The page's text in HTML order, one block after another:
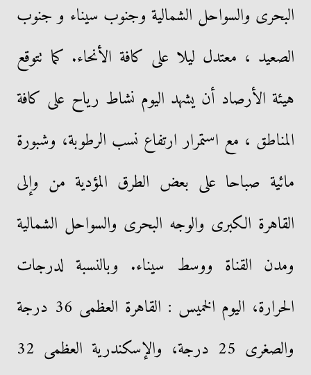
البحرى والسواحل الشمالية وجنوب سيناء و جنوب
الصعيد ، معتدل ليلا على كافة الأنحاء. كما تتوقع
هيئة الأرصاد أن يشهد اليوم نشاط رياح على كافة
المناطق ، مع استمرار ارتفاع نسب الرطوبة، وشبورة
مائية صباحا على بعض الطرق المؤدية من وإلى
القاهرة الكبرى والوجه البحرى والسواحل الشمالية
ومدن القناة ووسط سيناء. وبالنسبة لدرجات
الحرارة، اليوم الخميس : القاهرة العظمى 36 درجة
والصغرى 25 درجة، والإسكندرية العظمى 32